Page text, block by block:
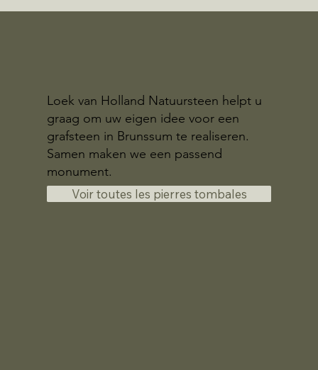
Loek van Holland Natuursteen helpt u
graag om uw eigen idee voor een
grafsteen in Brunssum te realiseren.
Samen maken we een passend
monument.
Voir toutes les pierres tombales